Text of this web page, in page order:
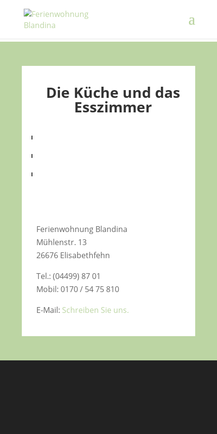
Die Küche und das
Esszimmer
Ferienwohnung Blandina
Mühlenstr. 13
26676 Elisabethfehn
Tel.: (04499) 87 01
Mobil: 0170 / 54 75 810
E-Mail: Schreiben Sie uns.